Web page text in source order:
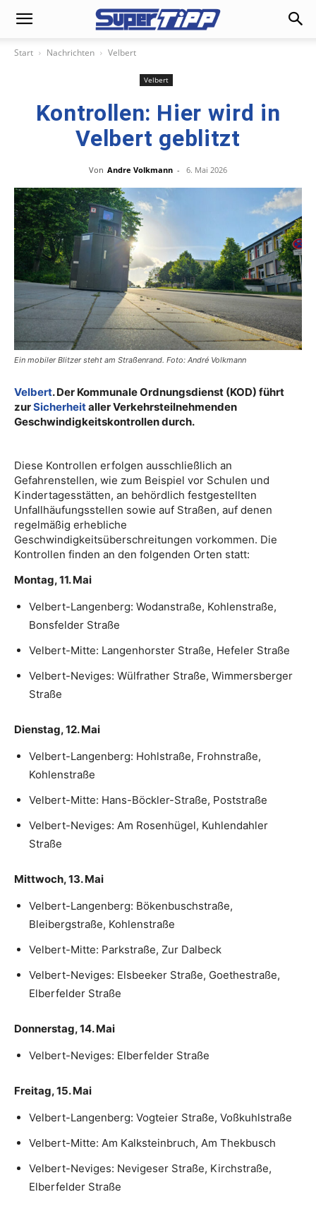
Start Nachrichten Velbert
Velbert
Kontrollen: Hier wird in
Velbert geblitzt
Von Andre Volkmann - 6. Mai 2026
Ein mobiler Blitzer steht am Straßenrand. Foto: André Volkmann
Velbert. Der Kommunale Ordnungsdienst (KOD) führt
zurSicherheitaller Verkehrsteilnehmenden
Geschwindigkeitskontrollen durch.
Diese Kontrollen erfolgen ausschließlich an
Gefahrenstellen, wie zum Beispiel vor Schulen und
Kindertagesstätten, an behördlich festgestellten
Unfallhäufungsstellen sowie auf Straßen, auf denen
regelmäßig erhebliche
Geschwindigkeitsüberschreitungen vorkommen. Die
Kontrollen finden an den folgenden Orten statt:
Montag, 11. Mai
Velbert-Langenberg: Wodanstraße, Kohlenstraße,
Bonsfelder Straße
Velbert-Mitte: Langenhorster Straße, Hefeler Straße
Velbert-Neviges: Wülfrather Straße, Wimmersberger
Straße
Dienstag, 12. Mai
Velbert-Langenberg: Hohlstraße, Frohnstraße,
Kohlenstraße
Velbert-Mitte: Hans-Böckler-Straße, Poststraße
Velbert-Neviges: Am Rosenhügel, Kuhlendahler
Straße
Mittwoch, 13. Mai
Velbert-Langenberg: Bökenbuschstraße,
Bleibergstraße, Kohlenstraße
Velbert-Mitte: Parkstraße, Zur Dalbeck
Velbert-Neviges: Elsbeeker Straße, Goethestraße,
Elberfelder Straße
Donnerstag, 14. Mai
Velbert-Neviges: Elberfelder Straße
Freitag, 15. Mai
Velbert-Langenberg: Vogteier Straße, Voßkuhlstraße
Velbert-Mitte: Am Kalksteinbruch, Am Thekbusch
Velbert-Neviges: Nevigeser Straße, Kirchstraße,
Elberfelder Straße